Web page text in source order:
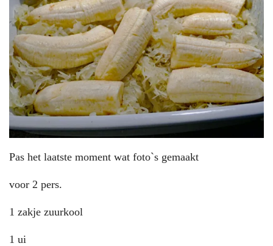
Pas het laatste moment wat foto`s gemaakt
voor 2 pers.
1 zakje zuurkool
1 ui